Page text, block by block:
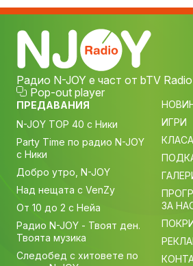
Радио N-JOY е част от bTV
Pop-out player
ПРЕДАВАНИЯ
N-JOY TOP 40 с Ники
Party Time по радио N-JOY
с Ники
Добро утро, N-JOY
Над нещата с VenZy
От 10 до 2 с Нейа
Радио N-JOY - Твоят ден.
Твоята музика
Следобед с хитовете по
ИГРИ
ЗА